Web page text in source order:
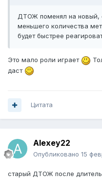
ДТОЖ поменял на новый,
меньшего количества
будет быстрее
Это мало роли играет
даст
Цитата
Alexey22
Опубликовано 15
старый ДТОЖ после